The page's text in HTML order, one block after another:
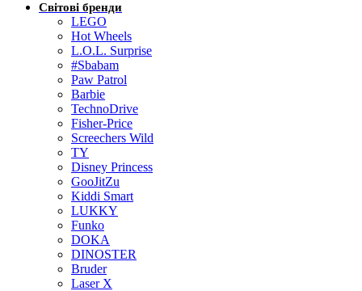
Світові бренди
LEGO
Hot Wheels
L.O.L. Surprise
#Sbabam
Paw Patrol
Barbie
TechnoDrive
Fisher-Price
Screechers Wild
TY
Disney Princess
GooJitZu
Kiddi Smart
LUKKY
Funko
DOKA
DINOSTER
Bruder
Laser X